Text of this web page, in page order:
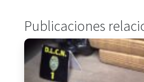
Publicaciones